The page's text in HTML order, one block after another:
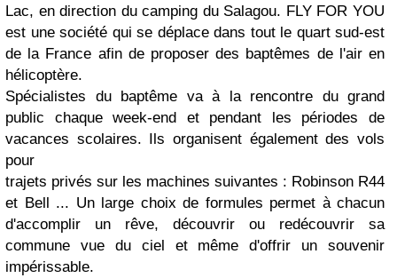
Lac, en direction du camping du Salagou. FLY FOR YOU
est une société qui se déplace dans tout le quart sud-est
de la France afin de proposer des baptêmes de l'air en
hélicoptère.
Spécialistes du baptême va à la rencontre du grand
public chaque week-end et pendant les périodes de
vacances scolaires. Ils organisent également des vols
pour
trajets privés sur les machines suivantes : Robinson R44
et Bell ... Un large choix de formules permet à chacun
d'accomplir un rêve, découvrir ou redécouvrir sa
commune vue du ciel et même d'offrir un souvenir
impérissable.